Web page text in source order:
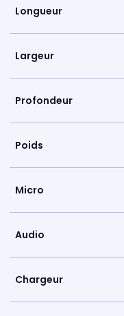
Longueur
Largeur
Profondeur
Poids
Micro
Audio
Chargeur